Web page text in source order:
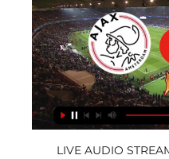
LIVE AUDIO